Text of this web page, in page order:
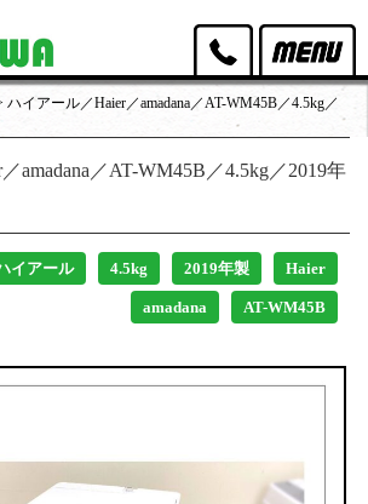
シー
ハイアール／Haier／amadana／AT-WM45B／4.5kg／
amadana／AT-WM45B／4.5kg／2019年
イアール 4.5kg 2019年製 Haier
amadana AT-WM45B